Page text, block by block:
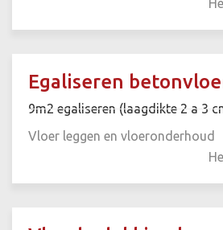
Egaliseren
9m2 egaliseren (laagdikte 2 a 3
Vloer leggen en vloeronderhoud